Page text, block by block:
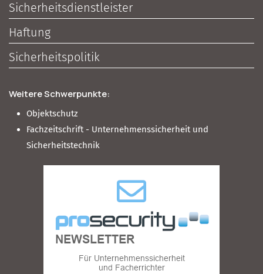
Sicherheitsdienstleister
Haftung
Sicherheitspolitik
Weitere Schwerpunkte:
Objektschutz
Fachzeitschrift - Unternehmenssicherheit und
Sicherheitstechnik